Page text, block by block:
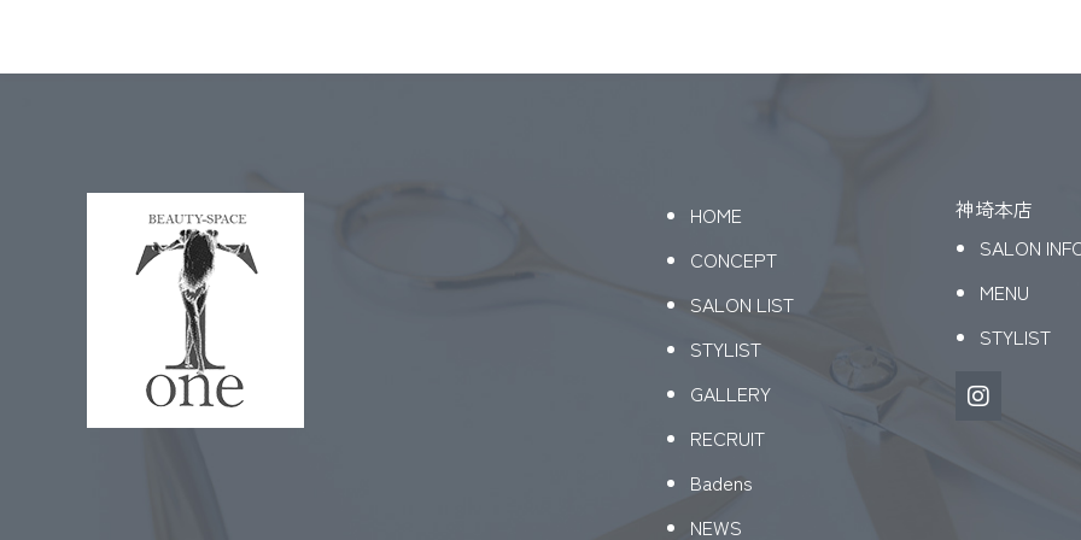
HOME
CONCEPT
SALON LIST
STYLIST
GALLERY
RECRUIT
Badens
NEWS
神埼本店
SALON
MENU
STYLIST